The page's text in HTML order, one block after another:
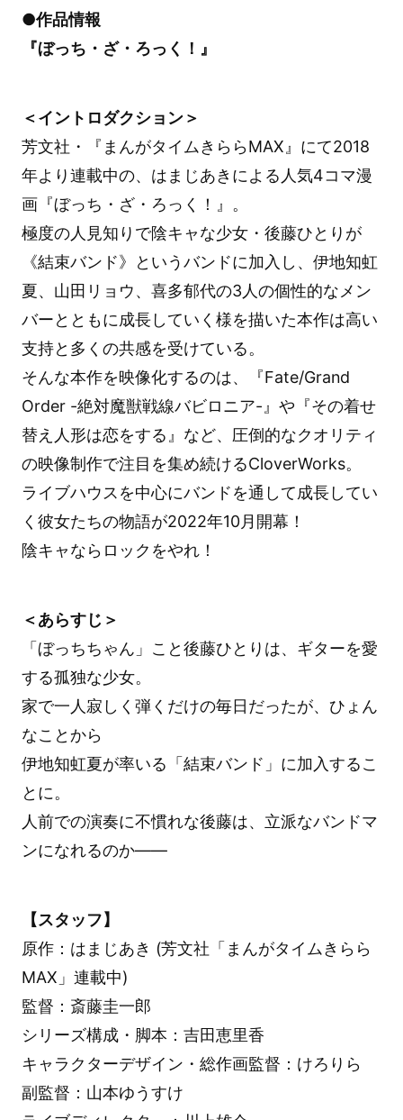
●作品情報
『ぼっち・ざ・ろっく！』
＜イントロダクション＞
芳文社・『まんがタイムきららMAX』にて2018
年より連載中の、はまじあきによる人気4コマ漫
画『ぼっち・ざ・ろっく！』。
極度の人見知りで陰キャな少女・後藤ひとりが
《結束バンド》というバンドに加入し、伊地知虹
夏、山田リョウ、喜多郁代の3人の個性的なメン
バーとともに成長していく様を描いた本作は高い
支持と多くの共感を受けている。
そんな本作を映像化するのは、『Fate/Grand
Order -絶対魔獣戦線バビロニア-』や『その着せ
替え人形は恋をする』など、圧倒的なクオリティ
の映像制作で注目を集め続けるCloverWorks。
ライブハウスを中心にバンドを通して成長してい
く彼女たちの物語が2022年10月開幕！
陰キャならロックをやれ！
＜あらすじ＞
「ぼっちちゃん」こと後藤ひとりは、ギターを愛
する孤独な少女。
家で一人寂しく弾くだけの毎日だったが、ひょん
なことから
伊地知虹夏が率いる「結束バンド」に加入するこ
とに。
人前での演奏に不慣れな後藤は、立派なバンドマ
ンになれるのか――
【スタッフ】
原作：はまじあき (芳文社「まんがタイムきらら
MAX」連載中)
監督：斎藤圭一郎
シリーズ構成・脚本：吉田恵里香
キャラクターデザイン・総作画監督：けろりら
副監督：山本ゆうすけ